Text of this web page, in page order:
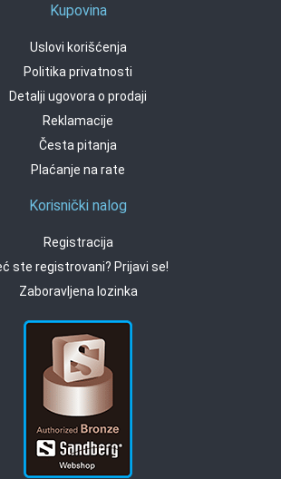
Kupovina
Uslovi korišćenja
Politika privatnosti
Detalji ugovora o prodaji
Reklamacije
Česta pitanja
Plaćanje na rate
Korisnički nalog
Registracija
ste registrovani? Prijavi se!
Zaboravljena lozinka